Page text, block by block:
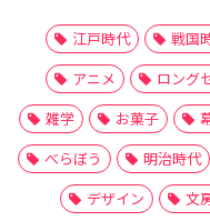
江戸時代 戦国
アニメ
ロング
雑学
お菓子
べらぼう
明治時代
デザイン
文